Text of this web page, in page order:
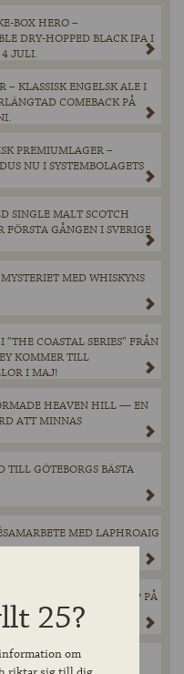
BOX HERO –
DRY-HOPPED BLACK IPA I
4 JULI.
– KLASSISK ENGELSK ALE I
COMEBACK PÅ
PREMIUMLAGER –
NU I SYSTEMBOLAGETS
SINGLE MALT SCOTCH
FÖRSTA GÅNGEN I SVERIGE
MED WHISKYNS
COASTAL SERIES” FRÅN
KOMMER TILL
I MAJ!
HEAVEN HILL — EN
ATT MINNAS
TILL GÖTEBORGS BÄSTA
MED LAPHROAIG
I BEGRÄNSAT SLÄPP PÅ
CIDER GÖR ETT
25?
om